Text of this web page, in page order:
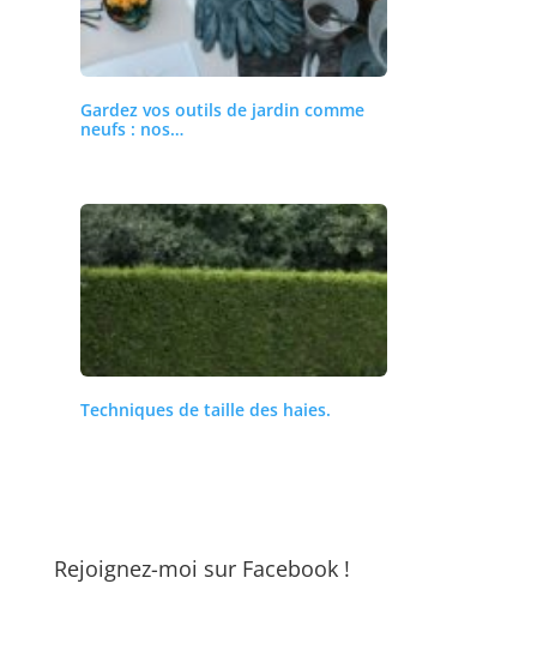
Gardez vos outils de jardin comme
neufs : nos…
Techniques de taille des haies.
Rejoignez-moi sur Facebook !